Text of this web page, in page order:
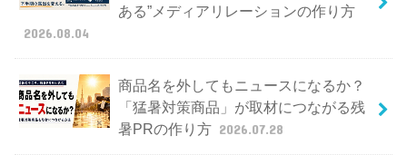
ある”メディアリレーションの作り方
2026.08.04
商品名を外してもニュースになるか？
「猛暑対策商品」が取材につながる残
暑PRの作り方 2026.07.28